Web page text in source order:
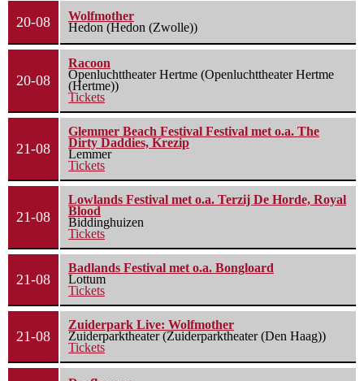
20-08
Wolfmother
Hedon (Hedon (Zwolle))
20-08
Racoon
Openluchttheater Hertme (Openluchttheater Hertme
(Hertme))
Tickets
21-08
Glemmer Beach Festival Festival met o.a. The
Dirty Daddies, Krezip
Lemmer
Tickets
21-08
Lowlands Festival met o.a. Terzij De Horde, Royal
Blood
Biddinghuizen
Tickets
21-08
Badlands Festival met o.a. Bongloard
Lottum
Tickets
21-08
Zuiderpark Live: Wolfmother
Zuiderparktheater (Zuiderparktheater (Den Haag))
Tickets